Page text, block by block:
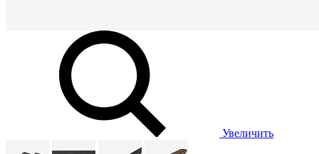
Увеличить